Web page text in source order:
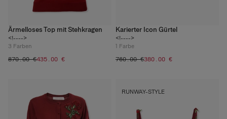
Ärmelloses Top mit Stehkragen
<!---->
3 Farben
‌870.00 €‌435.00 €
Karierter Icon Gürtel
<!---->
1 Farbe
‌760.00 €‌380.00 €
RUNWAY-STYLE